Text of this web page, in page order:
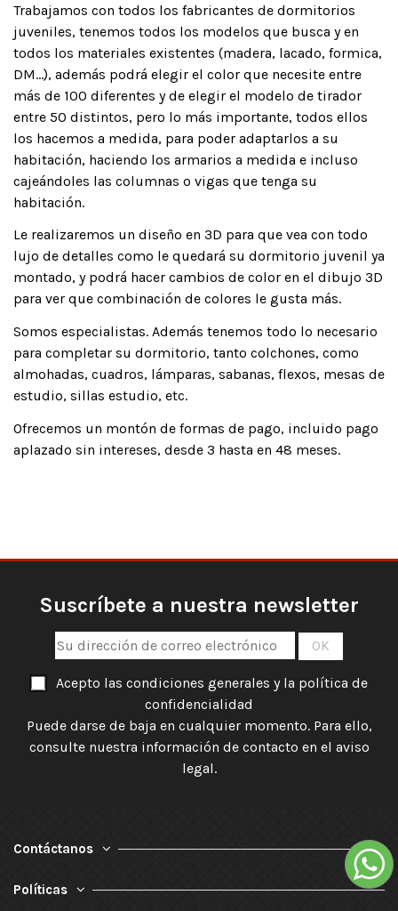
Trabajamos con todos los fabricantes de dormitorios
juveniles, tenemos todos los modelos que busca y en
todos los materiales existentes (madera, lacado, formica,
DM…), además podrá elegir el color que necesite entre
más de 100 diferentes y de elegir el modelo de tirador
entre 50 distintos, pero lo más importante, todos ellos
los hacemos a medida, para poder adaptarlos a su
habitación, haciendo los armarios a medida e incluso
cajeándoles las columnas o vigas que tenga su
habitación.
Le realizaremos un diseño en 3D para que vea con todo
lujo de detalles como le quedará su dormitorio juvenil ya
montado, y podrá hacer cambios de color en el dibujo 3D
para ver que combinación de colores le gusta más.
Somos especialistas. Además tenemos todo lo necesario
para completar su dormitorio, tanto colchones, como
almohadas, cuadros, lámparas, sabanas, flexos, mesas de
estudio, sillas estudio, etc.
Ofrecemos un montón de formas de pago, incluido pago
aplazado sin intereses, desde 3 hasta en 48 meses.
Suscríbete a nuestra newsletter
Acepto las condiciones generales y la política de
confidencialidad
Puede darse de baja en cualquier momento. Para ello,
consulte nuestra información de contacto en el aviso
legal.
Contáctanos
Políticas